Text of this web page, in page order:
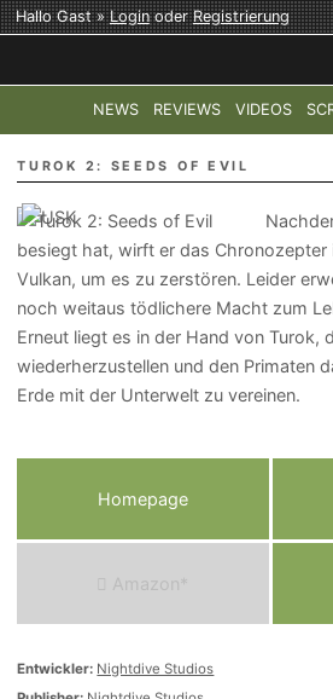
Hallo Gast »LoginoderRegistrierung
NEWS REVIEWS VIDEOS
TOP-THEMEN: COD: MODERN
TUROK 2: SEEDS OF EVIL
besiegt hat, wirft er das Chronozepter
Vulkan, um es zu zerstören. Leider
noch weitaus tödlichere Macht zum
Erneut liegt es in der Hand von Turok,
wiederherzustellen und den Primaten
Erde mit der Unterwelt zu vereinen.
Homepage
Amazon*
Entwickler: Nightdive Studios